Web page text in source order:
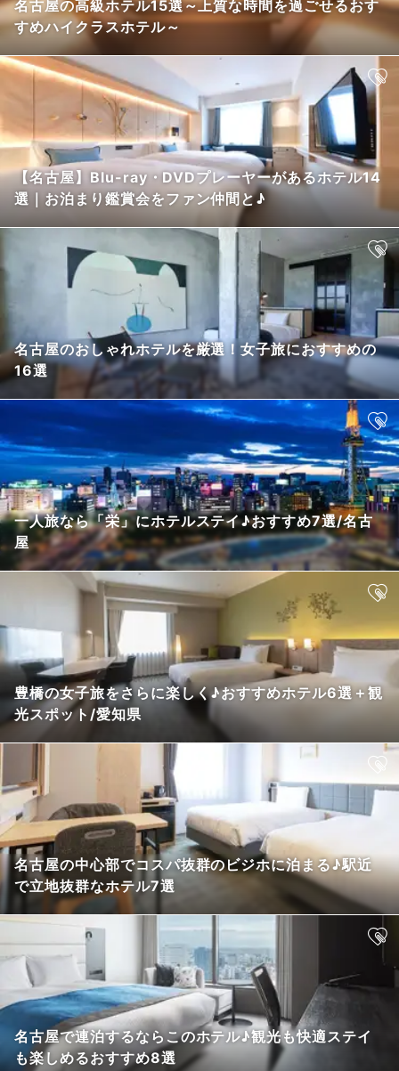
名古屋の高級ホテル15選～上質な時間を過ごせるおす
すめハイクラスホテル～
【名古屋】Blu-ray・DVDプレーヤーがあるホテル14
選｜お泊まり鑑賞会をファン仲間と♪
名古屋のおしゃれホテルを厳選！女子旅におすすめの
16選
一人旅なら「栄」にホテルステイ♪おすすめ7選/名古
屋
豊橋の女子旅をさらに楽しく♪おすすめホテル6選＋観
光スポット/愛知県
名古屋の中心部でコスパ抜群のビジホに泊まる♪駅近
で立地抜群なホテル7選
名古屋で連泊するならこのホテル♪観光も快適ステイ
も楽しめるおすすめ8選